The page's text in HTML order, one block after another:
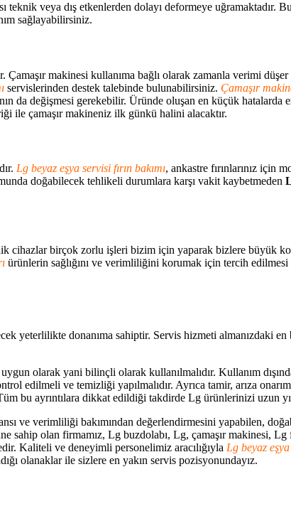
veya dış etkenlerden dolayı deformeye uğramaktadır.
sağlayabilirsiniz.
makinesi kullanıma bağlı olarak zamanla verimi düşer
servislerinden destek talebinde bulunabilirsiniz. Çamaşır
da değişmesi gerekebilir. Üründe oluşan en küçük hatalarda
ile çamaşır makineniz ilk günkü halini alacaktır.
Lg beyaz eşya servisi fırın bakımı, ankastre fırınlarınız için
doğabilecek tehlikeli durumlara karşı vakit kaybetmeden
cihazlar birçok zorlu işleri bizim için yaparak bizlere büyük
ürünlerin sağlığını ve verimliliğini korumak için tercih edilmesi
yeterlilikte donanıma sahiptir. Servis hizmeti almanızdaki
olarak yani bilinçli olarak kullanılmalıdır. Kullanım
edilmeli ve temizliği yapılmalıdır. Ayrıca tamir, arıza
Tüm bu ayrıntılara dikkat edildiği takdirde Lg ürünlerinizi uzun
ve verimliliği bakımından değerlendirmesini yapabilen,
sahip olan firmamız, Lg buzdolabı, Lg, çamaşır makinesi,
Kaliteli ve deneyimli personelimiz aracılığıyla Lg beyaz
olanaklar ile sizlere en yakın servis pozisyonundayız.